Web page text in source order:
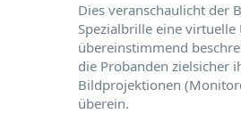
Dies veranschaulicht der
Spezialbrille eine virtuelle
übereinstimmend
die Probanden zielsicher
Bildprojektionen
überein.